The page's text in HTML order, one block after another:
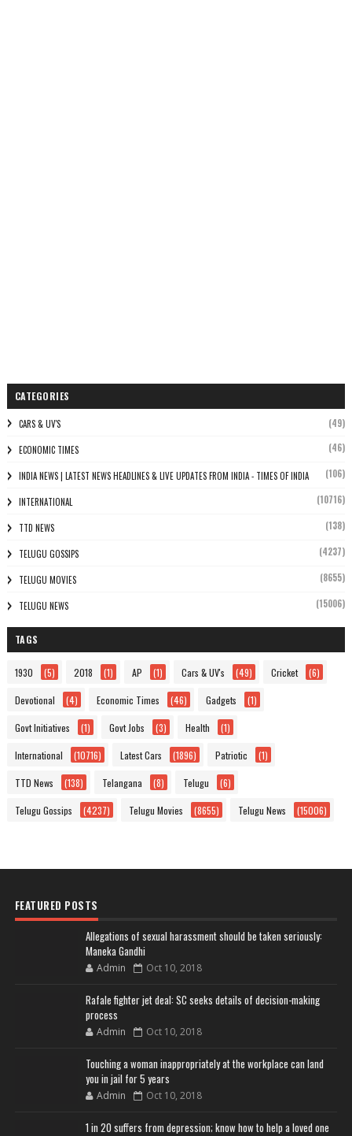
CATEGORIES
CARS & UV'S (49)
ECONOMIC TIMES (46)
INDIA NEWS | LATEST NEWS HEADLINES & LIVE UPDATES FROM INDIA - TIMES OF INDIA (106)
INTERNATIONAL (10716)
TTD NEWS (138)
TELUGU GOSSIPS (4237)
TELUGU MOVIES (8655)
TELUGU NEWS (15006)
TAGS
1930 (5) 2018 (1) AP (1) Cars & UV's (49) Cricket (6)
Devotional (4) Economic Times (46) Gadgets (1)
Govt Initiatives (1) Govt Jobs (3) Health (1)
International (10716) Latest Cars (1896) Patriotic (1)
TTD News (138) Telangana (8) Telugu (6)
Telugu Gossips (4237) Telugu Movies (8655) Telugu News (15006)
FEATURED POSTS
Allegations of sexual harassment should be taken seriously:
Maneka Gandhi
Admin Oct 10, 2018
Rafale fighter jet deal: SC seeks details of decision-making
process
Admin Oct 10, 2018
Touching a woman inappropriately at the workplace can land
you in jail for 5 years
Admin Oct 10, 2018
1 in 20 suffers from depression; know how to help a loved one